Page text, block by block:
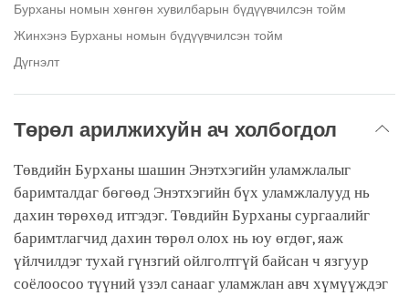
Бурханы номын хөнгөн хувилбарын бүдүүвчилсэн тойм
Жинхэнэ Бурханы номын бүдүүвчилсэн тойм
Дүгнэлт
Төрөл арилжихуйн ач холбогдол
Төвдийн Бурханы шашин Энэтхэгийн уламжлалыг
баримталдаг бөгөөд Энэтхэгийн бүх уламжлалууд нь
дахин төрөхөд итгэдэг. Төвдийн Бурханы сургаалийг
баримтлагчид дахин төрөл олох нь юу өгдөг, яаж
үйлчилдэг тухай гүнзгий ойлголтгүй байсан ч язгуур
соёлоосоо түүний үзэл санааг уламжлан авч хүмүүждэг